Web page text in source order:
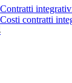
Contratti
Costi contratti